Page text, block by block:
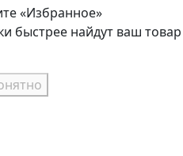
«Избранное»
быстрее найдут ваш товар